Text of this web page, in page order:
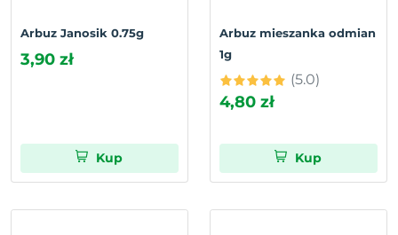
Arbuz Janosik 0.75g
3,90 zł
Kup
Arbuz mieszanka odmian
1g
(5.0)
4,80 zł
Kup